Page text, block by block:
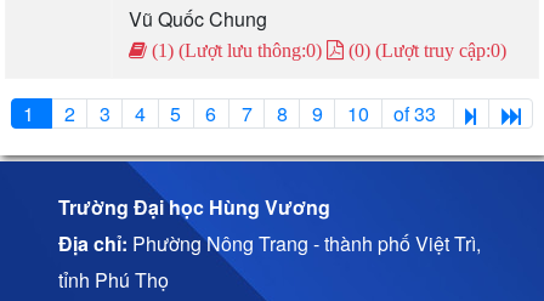
Vũ Quốc Chung
(1) (Lượt lưu thông:0) (0) (Lượt truy cập:0)
1 2 3 4 5 6 7 8 9 10 of 33
Trường Đại học Hùng Vương
Địa chỉ: Phường Nông Trang - thành phố Việt Trì,
tỉnh Phú Thọ